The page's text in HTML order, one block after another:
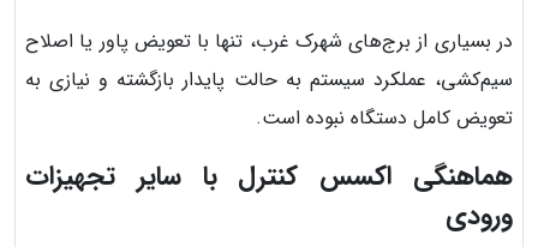
در بسیاری از برج‌های شهرک غرب، تنها با تعویض پاور یا اصلاح
سیم‌کشی، عملکرد سیستم به حالت پایدار بازگشته و نیازی به
تعویض کامل دستگاه نبوده است.
هماهنگی اکسس کنترل با سایر تجهیزات
ورودی